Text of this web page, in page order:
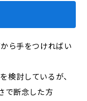
ら手をつければい
検討しているが、
で断念した方